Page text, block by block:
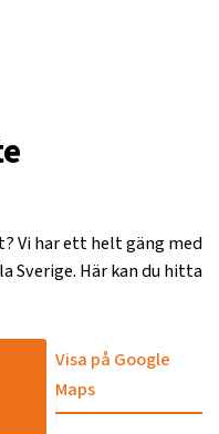
Vi har ett helt gäng med
Sverige. Här kan du hitta
Visa på Google
Maps